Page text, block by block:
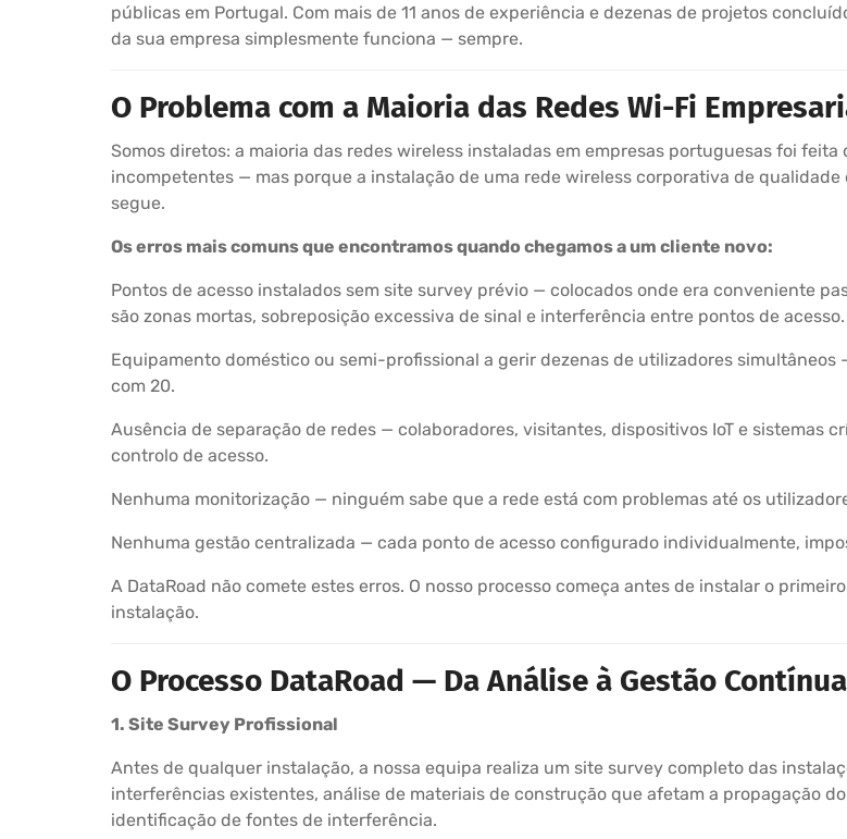
públicas em Portugal. Com mais de 11 anos de experiência e dezenas de projetos
da sua empresa simplesmente funciona — sempre.
O Problema com a Maioria das Redes Wi-Fi
Somos diretos: a maioria das redes wireless instaladas em empresas portuguesas foi
incompetentes — mas porque a instalação de uma rede wireless corporativa de
segue.
Os erros mais comuns que encontramos quando chegamos a um cliente novo:
Pontos de acesso instalados sem site survey prévio — colocados onde era conveniente
são zonas mortas, sobreposição excessiva de sinal e interferência entre pontos de acesso.
Equipamento doméstico ou semi-profissional a gerir dezenas de utilizadores
com 20.
Ausência de separação de redes — colaboradores, visitantes, dispositivos IoT e sistemas
controlo de acesso.
Nenhuma monitorização — ninguém sabe que a rede está com problemas até os
Nenhuma gestão centralizada — cada ponto de acesso configurado individualmente,
A DataRoad não comete estes erros. O nosso processo começa antes de instalar o
instalação.
O Processo DataRoad — Da Análise à Gestão Contínua
1. Site Survey Profissional
Antes de qualquer instalação, a nossa equipa realiza um site survey completo das
interferências existentes, análise de materiais de construção que afetam a propagação
identificação de fontes de interferência.